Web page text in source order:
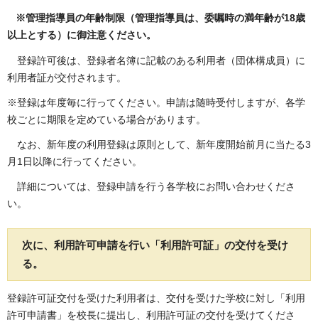
※管理指導員の年齢制限（管理指導員は、委嘱時の満年齢が18歳
以上とする）に御注意ください。
登録許可後は、登録者名簿に記載のある利用者（団体構成員）に
利用者証が交付されます。
※登録は年度毎に行ってください。申請は随時受付しますが、各学
校ごとに期限を定めている場合があります。
なお、新年度の利用登録は原則として、新年度開始前月に当たる3
月1日以降に行ってください。
詳細については、登録申請を行う各学校にお問い合わせくださ
い。
次に、利用許可申請を行い「利用許可証」の交付を受け
る。
登録許可証交付を受けた利用者は、交付を受けた学校に対し「利用
許可申請書」を校長に提出し、利用許可証の交付を受けてくださ